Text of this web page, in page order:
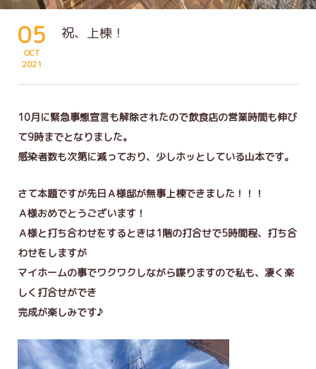
05
OCT
2021
祝、上棟！
10月に緊急事態宣言も解除されたので飲食店の営業時間も伸び
て9時までとなりました。
感染者数も次第に減っており、少しホッとしている山本です。
さて本題ですが先日Ａ様邸が無事上棟できました！！！
Ａ様おめでとうございます！
Ａ様と打ち合わせをするときは1階の打合せで5時間程、打ち合
わせをしますが
マイホームの事でワクワクしながら喋りますので私も、凄く楽
しく打合せができ
完成が楽しみです♪